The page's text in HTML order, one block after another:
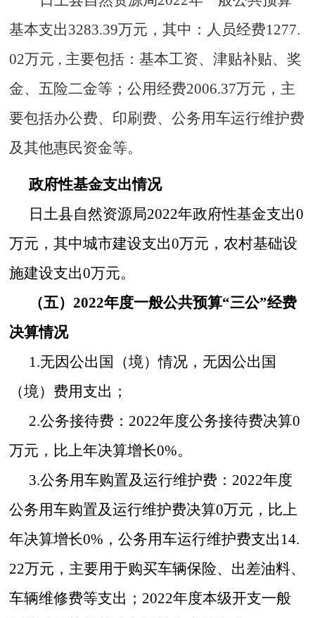
基本支出3283.39万元 ，其中：人员经费1277.
02万元 ， 主要包括：基本工资、津贴补贴、奖
金、五险二金等 ；公用经费2006.37万元 ，主
要包括办公费、印刷费、公务用车运行维护费
及其他惠民资金等。
政府性基金支出情况
日土县自然资源局2022年政府性基金支出0
万元 ，其中城市建设支出0万元，农村基础设
施建设支出0万元。
（五）2022年度一般公共预算“三公”经费
决算情况
1.无因公出国 （境）情况 ，无因公出国
（境） 费用支出；
2.公务接待费 ： 2022年度公务接待费决算0
万元 ，比上年决算增长0%。
3.公务用车购置及运行维护费： 2022年度
公务用车购置及运行维护费决算0万元 ，比上
年决算增长0%，公务用车运行维护费支出 14.
22万元 ，主要用于购买车辆保险、 出差油料、
车辆维修费等支出； 2022年度本级开支一般